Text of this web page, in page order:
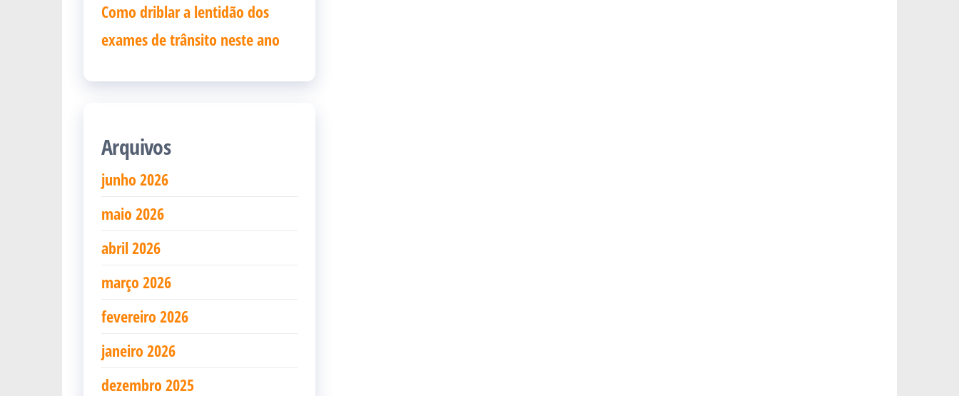
Como driblar a lentidão dos
exames de trânsito neste ano
Arquivos
junho 2026
maio 2026
abril 2026
março 2026
fevereiro 2026
janeiro 2026
dezembro 2025